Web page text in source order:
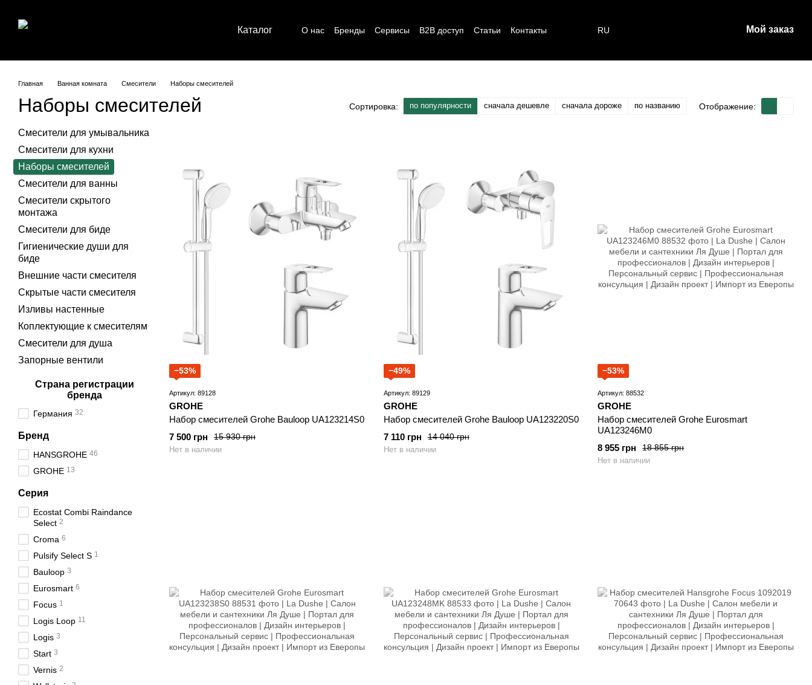
Каталог О нас Бренды Сервисы B2B доступ Статьи Контакты RU Мой заказ
Главная Ванная комната Смесители Наборы смесителей
Наборы смесителей Сортировка: по популярности сначала дешевле сначала дороже по названию Отображение:
−53%
Артикул: 89128
GROHE
Набор смесителей Grohe Bauloop UA123214S0
15 930 грн
7 500 грн
Нет в наличии
−49%
Артикул: 89129
GROHE
Набор смесителей Grohe Bauloop UA123220S0
14 040 грн
7 110 грн
Нет в наличии
−53%
Артикул: 88532
GROHE
Набор смесителей Grohe Eurosmart
UA123246M0
18 855 грн
8 955 грн
Нет в наличии
Смесители для умывальника
Смесители для кухни
Наборы смесителей
Смесители для ванны
Смесители скрытого
монтажа
Смесители для биде
Гигиенические души для
биде
Внешние части смесителя
Скрытые части смесителя
Изливы настенные
Коплектующие к смесителям
Смесители для душа
Запорные вентили
Страна регистрации
бренда
Германия 32
Бренд
HANSGROHE 46
GROHE 13
Серия
Ecostat Combi Raindance
Select 2
Croma 6
Pulsify Select S 1
Bauloop 3
Eurosmart 6
Focus 1
Logis Loop 11
Logis 3
Start 3
Vernis 2